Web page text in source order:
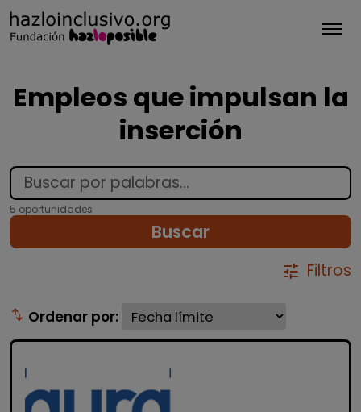
Empleos que impulsan la
inserción
5 oportunidades
Buscar
tune Filtros
swap_vert Ordenar por: